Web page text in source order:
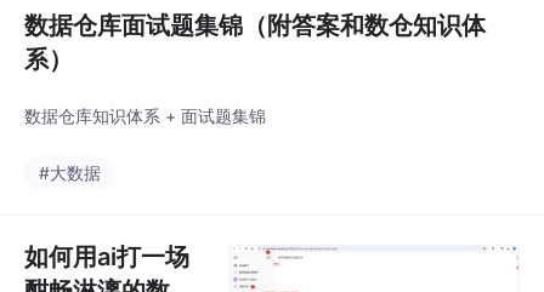
数据仓库面试题集锦（附答案和数仓知识体
系）
数据仓库知识体系 + 面试题集锦
#大数据
如何用ai打一场